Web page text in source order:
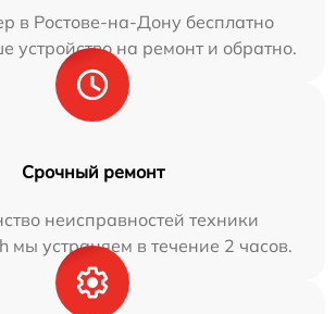
в Ростове-на-Дону бесплатно
устройство на ремонт и обратно.
Срочный ремонт
неисправностей техники
мы устраняем в течение 2 часов.